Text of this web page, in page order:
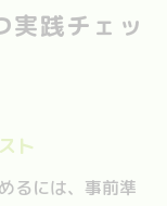
実践チェッ
ト
るには、事前準